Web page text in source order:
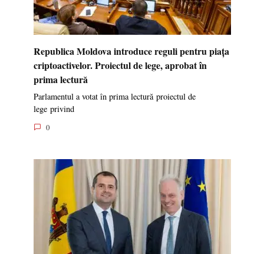
Republica Moldova introduce reguli pentru piața
criptoactivelor. Proiectul de lege, aprobat în
prima lectură
Parlamentul a votat în prima lectură proiectul de
lege privind
0